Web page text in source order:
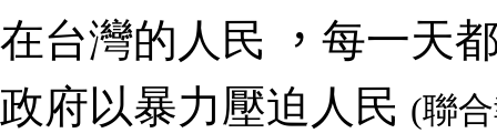
在台灣的人民 ， 每一天
政府以暴力壓迫人民 (聯